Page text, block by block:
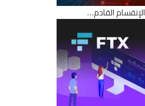
الإنقسام القادم…